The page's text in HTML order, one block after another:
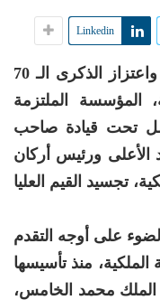
Linkedin
يخلد المغرب، غدا الخميس، بفخر واعتزاز الذكرى الـ 70
المؤسسة الملتزمة
تحت قيادة صاحب
الأعلى ورئيس أركان
تجسيد القيم العليا
على أوجه التقدم
الملكية، منذ تأسيسها
له الملك محمد الخامس،